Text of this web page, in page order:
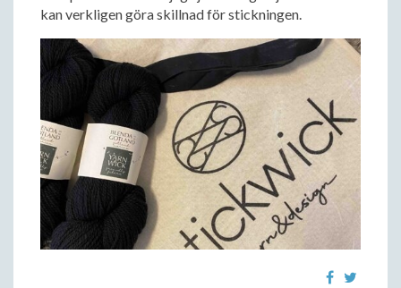
kan verkligen göra skillnad för stickningen.